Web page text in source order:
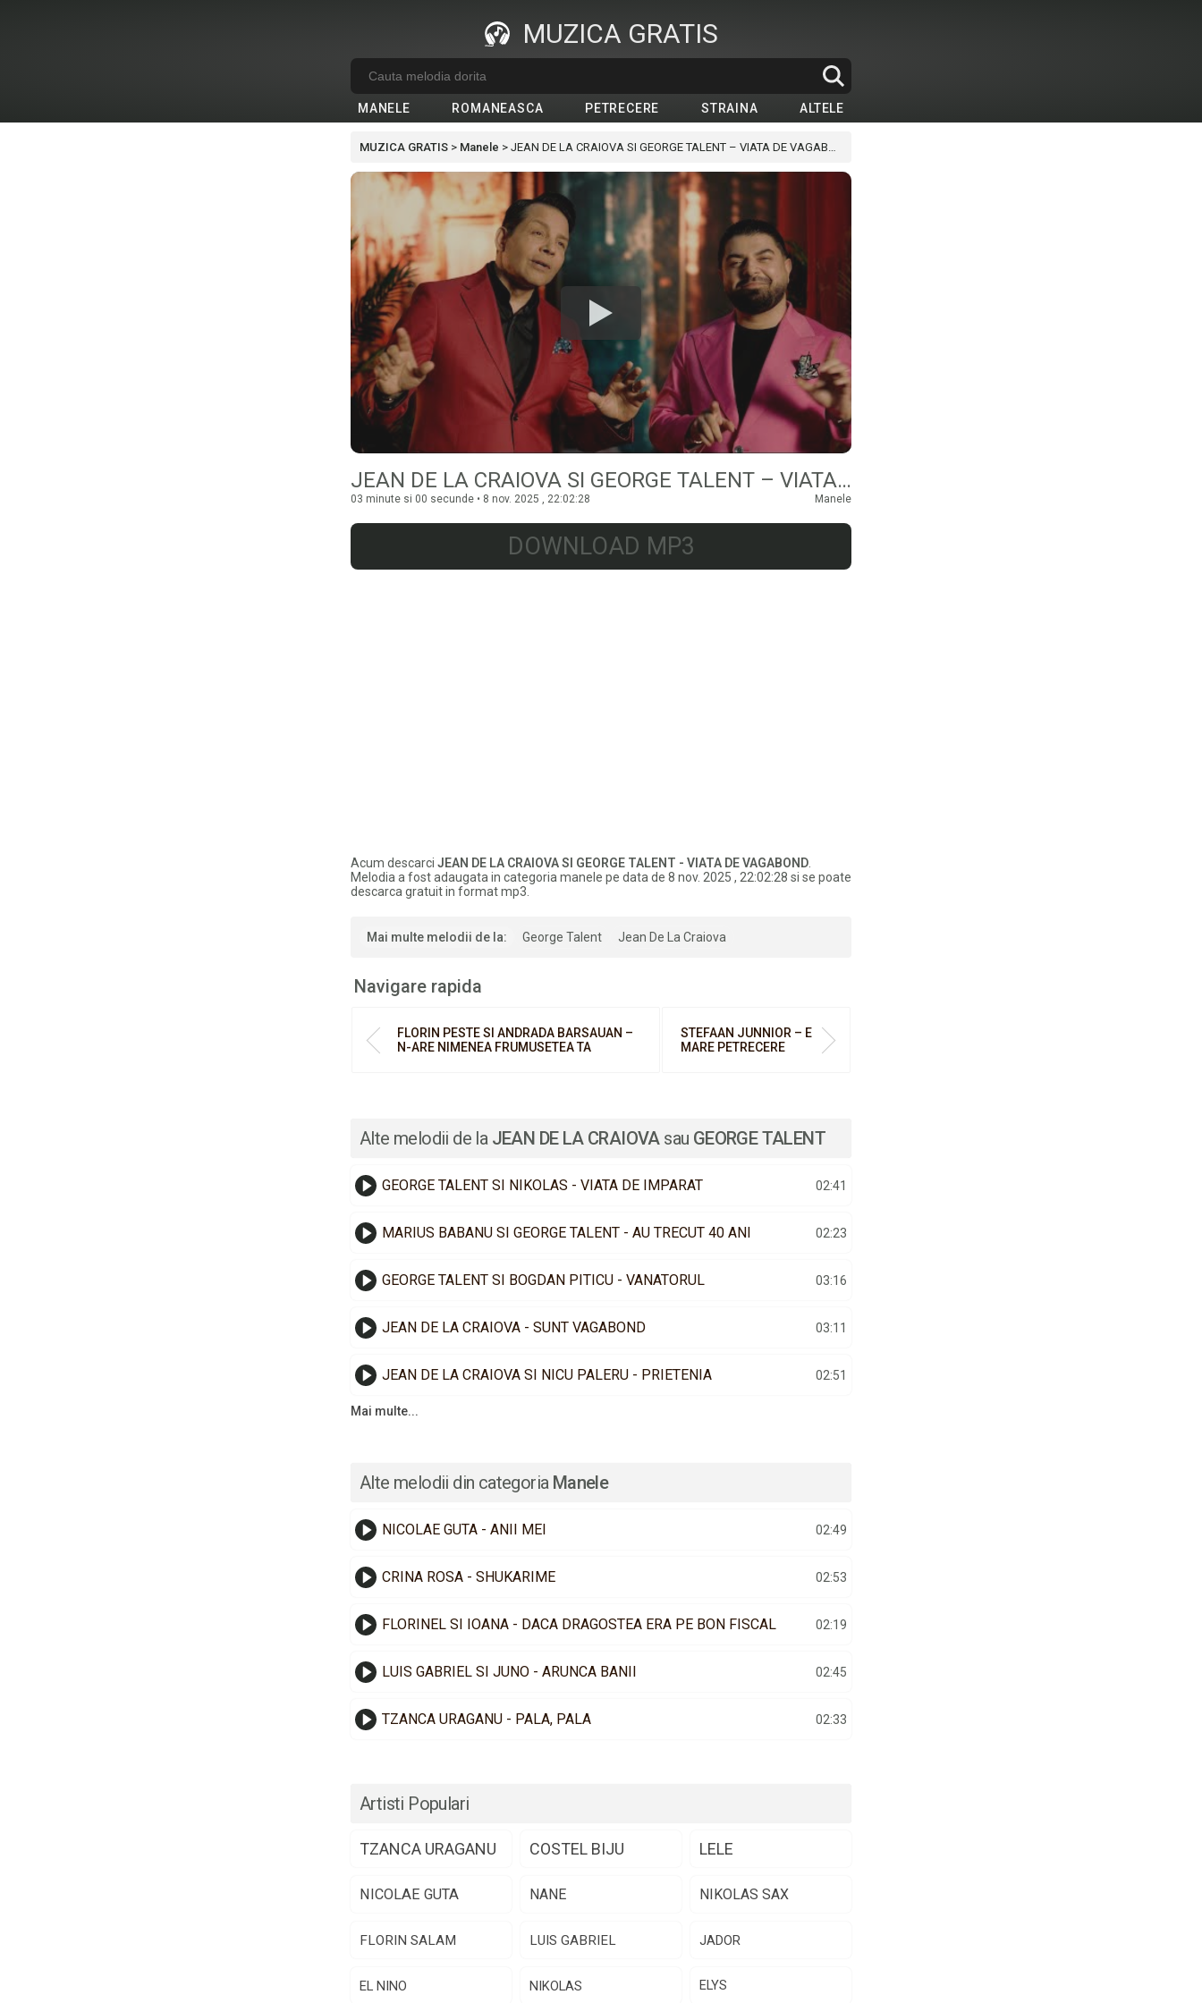
MUZICA GRATIS
MANELE ROMANEASCA PETRECERE STRAINA ALTELE
MUZICA GRATIS > Manele > JEAN DE LA CRAIOVA SI GEORGE TALENT – VIATA DE VAGABOND
JEAN DE LA CRAIOVA SI GEORGE TALENT – VIATA DE VAGABOND
03 minute si 00 secunde • 8 nov. 2025 , 22:02:28 Manele
DOWNLOAD MP3
Acum descarci JEAN DE LA CRAIOVA SI GEORGE TALENT - VIATA DE VAGABOND
Melodia a fost adaugata in categoria manele pe data de 8 nov. 2025 , 22:02:28 si se poate
descarca gratuit in format mp3.
Mai multe melodii de la: George Talent Jean De La Craiova
Navigare rapida
FLORIN PESTE SI ANDRADA BARSAUAN –
N-ARE NIMENEA FRUMUSETEA TA
STEFAAN JUNNIOR – E
MARE PETRECERE
Alte melodii de la JEAN DE LA CRAIOVAsau GEORGE TALENT
GEORGE TALENT SI NIKOLAS - VIATA DE IMPARAT 02:41
MARIUS BABANU SI GEORGE TALENT - AU TRECUT 40 ANI 02:23
GEORGE TALENT SI BOGDAN PITICU - VANATORUL 03:16
JEAN DE LA CRAIOVA - SUNT VAGABOND 03:11
JEAN DE LA CRAIOVA SI NICU PALERU - PRIETENIA 02:51
Mai multe...
Alte melodii din categoria Manele
NICOLAE GUTA - ANII MEI 02:49
CRINA ROSA - SHUKARIME 02:53
FLORINEL SI IOANA - DACA DRAGOSTEA ERA PE BON FISCAL 02:19
LUIS GABRIEL SI JUNO - ARUNCA BANII 02:45
TZANCA URAGANU - PALA, PALA 02:33
Artisti Populari
TZANCA URAGANU COSTEL BIJU LELE
NICOLAE GUTA NANE NIKOLAS SAX
FLORIN SALAM LUIS GABRIEL JADOR
EL NINO NIKOLAS ELYS